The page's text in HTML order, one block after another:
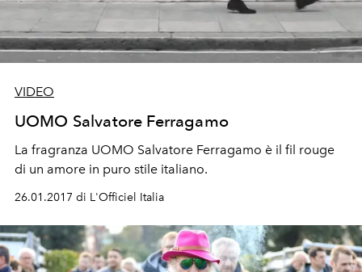
VIDEO
UOMO Salvatore Ferragamo
La fragranza UOMO Salvatore Ferragamo è il fil rouge
di un amore in puro stile italiano.
26.01.2017 di L'Officiel Italia